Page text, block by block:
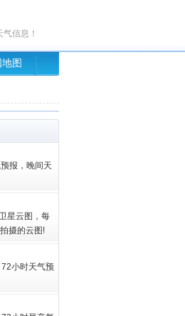
信息！
图
报，晚间天
星云图，每
摄的云图!
小时天气预